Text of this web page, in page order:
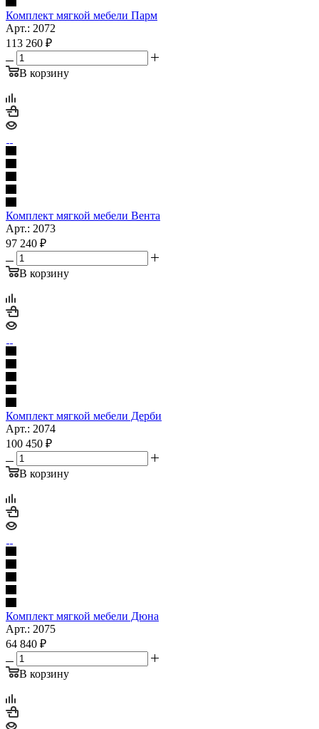
Комплект мягкой мебели Парм
Арт.: 2072
113 260 ₽
В корзину
Комплект мягкой мебели Вента
Арт.: 2073
97 240 ₽
В корзину
Комплект мягкой мебели Дерби
Арт.: 2074
100 450 ₽
В корзину
Комплект мягкой мебели Дюна
Арт.: 2075
64 840 ₽
В корзину